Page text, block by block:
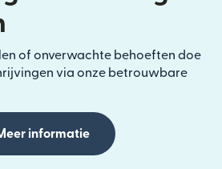
of onverwachte behoeften doe
via onze betrouwbare
informatie